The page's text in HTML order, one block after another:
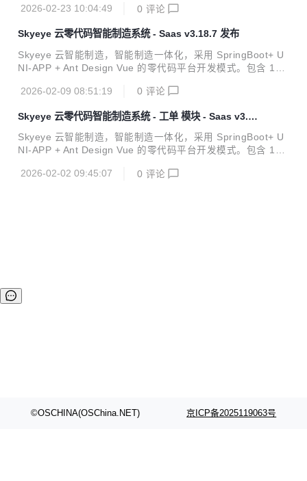
内容如下：...
R、AI、项目、商城、财务、多班次考勤、薪资、招聘、云售
网首套零代码、功能最全的智能制造行业供应链一体化管理软
件。 官方网站 开发文档 视频教程 功能点 Skyeye 云【源代
码】针对 {Skyeye 会员} 开源。拿到源码后可进行学习、毕
设、企业等使用。 Skyeye 云智能制造 v3.18.8 发布 ，发布
内容如下：...
2026-02-23 10:04:49 0 评论
Skyeye 云零代码智能制造系统 - Saas v3.18.7 发布
Skyeye 云智能制造，智能制造一体化，采用 SpringBoot+ U
NI-APP + Ant Design Vue 的零代码平台开发模式。包含 100
R、AI、项目、商城、财务、多班次考勤、薪资、招聘、云售
网首套零代码、功能最全的智能制造行业供应链一体化管理软
件。 官方网站 开发文档 视频教程 功能点 Skyeye 云【源代
码】针对 {Skyeye 会员} 开源。拿到源码后可进行学习、毕
设、企业等使用。 Skyeye 云智能制造 v3.18.7 发布 ，发布
内容如下：...
2026-02-09 08:51:19 0 评论
Skyeye 云零代码智能制造系统 - 工单 模块 - Saas v3.18.
6 发布
Skyeye 云智能制造，智能制造一体化，采用 SpringBoot+ U
NI-APP + Ant Design Vue 的零代码平台开发模式。包含 100
R、AI、项目、商城、财务、多班次考勤、薪资、招聘、云售
2026-02-02 09:45:07 0 评论
©OSCHINA(OSChina.NET) 京ICP备2025119063号